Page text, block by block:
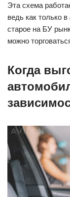
Эта схема
ведь как только
старое на БУ
можно
Когда